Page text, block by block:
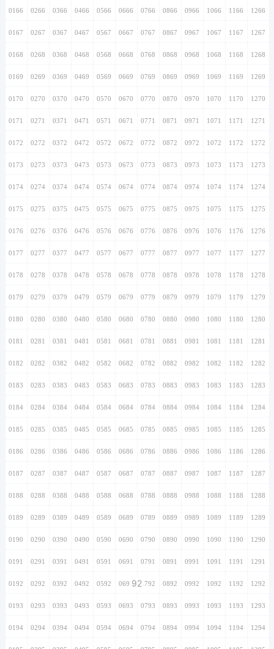
0166 0266 0366 0466 0566 0666 0766 0866 0966 1066 1166 1266
0167 0267 0367 0467 0567 0667 0767 0867 0967 1067 1167 1267
0168 0268 0368 0468 0568 0668 0768 0868 0968 1068 1168 1268
0169 0269 0369 0469 0569 0669 0769 0869 0969 1069 1169 1269
0170 0270 0370 0470 0570 0670 0770 0870 0970 1070 1170 1270
0171 0271 0371 0471 0571 0671 0771 0871 0971 1071 1171 1271
0172 0272 0372 0472 0572 0672 0772 0872 0972 1072 1172 1272
0173 0273 0373 0473 0573 0673 0773 0873 0973 1073 1173 1273
0174 0274 0374 0474 0574 0674 0774 0874 0974 1074 1174 1274
0175 0275 0375 0475 0575 0675 0775 0875 0975 1075 1175 1275
0176 0276 0376 0476 0576 0676 0776 0876 0976 1076 1176 1276
0177 0277 0377 0477 0577 0677 0777 0877 0977 1077 1177 1277
0178 0278 0378 0478 0578 0678 0778 0878 0978 1078 1178 1278
0179 0279 0379 0479 0579 0679 0779 0879 0979 1079 1179 1279
0180 0280 0380 0480 0580 0680 0780 0880 0980 1080 1180 1280
0181 0281 0381 0481 0581 0681 0781 0881 0981 1081 1181 1281
0182 0282 0382 0482 0582 0682 0782 0882 0982 1082 1182 1282
0183 0283 0383 0483 0583 0683 0783 0883 0983 1083 1183 1283
0184 0284 0384 0484 0584 0684 0784 0884 0984 1084 1184 1284
0185 0285 0385 0485 0585 0685 0785 0885 0985 1085 1185 1285
0186 0286 0386 0486 0586 0686 0786 0886 0986 1086 1186 1286
0187 0287 0387 0487 0587 0687 0787 0887 0987 1087 1187 1287
0188 0288 0388 0488 0588 0688 0788 0888 0988 1088 1188 1288
0189 0289 0389 0489 0589 0689 0789 0889 0989 1089 1189 1289
0190 0290 0390 0490 0590 0690 0790 0890 0990 1090 1190 1290
0191 0291 0391 0491 0591 0691 0791 0891 0991 1091 1191 1291
0192 0292 0392 0492 0592 0692920792 0892 0992 1092 1192 1292
0193 0293 0393 0493 0593 0693 0793 0893 0993 1093 1193 1293
0194 0294 0394 0494 0594 0694 0794 0894 0994 1094 1194 1294